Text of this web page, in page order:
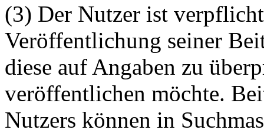
(3) Der Nutzer ist
Veröffentlichung seiner
diese auf Angaben zu
veröffentlichen möchte.
Nutzers können in